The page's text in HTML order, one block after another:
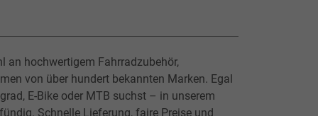
an hochwertigem Fahrradzubehör,
von über hundert bekannten Marken. Egal
E-Bike oder MTB suchst – in unserem
Schnelle Lieferung, faire Preise und